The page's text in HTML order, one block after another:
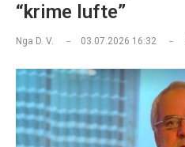
“krime lufte”
Nga D. V. 03.07.2026 16:32